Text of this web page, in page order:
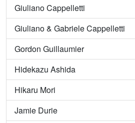
Giuliano Cappelletti
Giuliano & Gabriele Cappelletti
Gordon Guillaumier
Hidekazu Ashida
Hikaru Mori
Jamie Durie